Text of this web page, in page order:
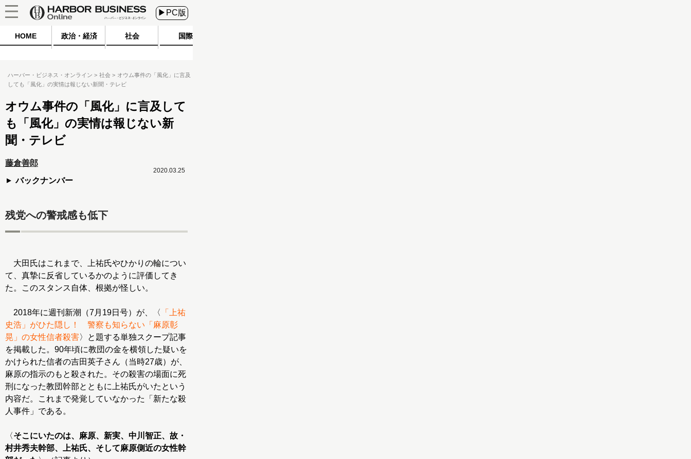
▶PC版
HOME 政治・経済 社会 国際
ハーバー・ビジネス・オンライン 社会
オウム事件の「風化」に言及
しても「風化」の実情は報じない新聞・テレビ
オウム事件の「風化」に言及して
も「風化」の実情は報じない新
聞・テレビ
藤倉善郎
バックナンバー
2020.03.25
残党への警戒感も低下
大田氏はこれまで、上祐氏やひかりの輪につい
て、真摯に反省しているかのように評価してき
た。このスタンス自体、根拠が怪しい。
2018年に週刊新潮（7月19日号）が、〈
「上祐
史浩」がひた隠し！ 警察も知らない「麻原彰
晃」の女性信者殺害〉と題する単独スクープ記事
を掲載した。90年頃に教団の金を横領した疑いを
かけられた信者の吉田英子さん（当時27歳）が、
麻原の指示のもと殺された。その殺害の場面に死
刑になった教団幹部とともに上祐氏がいたという
内容だ。これまで発覚していなかった「新たな殺
人事件」である。
〈そこにいたのは、麻原、新実、中川智正、故・
村井秀夫幹部、上祐氏、そして麻原側近の女性幹